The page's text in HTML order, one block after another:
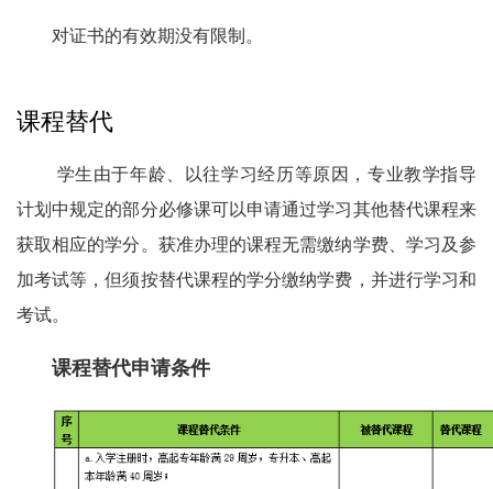
对证书的有效期没有限制。
课程替代
学生由于年龄、以往学习经历等原因，专业教学指导
计划中规定的部分必修课可以申请通过学习其他替代课程来
获取相应的学分。获准办理的课程无需缴纳学费、学习及参
加考试等，但须按替代课程的学分缴纳学费，并进行学习和
考试。
课程替代申请条件